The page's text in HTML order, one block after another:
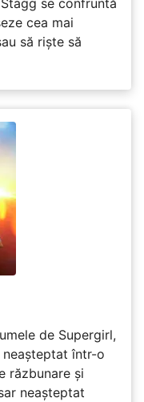
se confruntă
cea mai
să riște să
de Supergirl,
într-o
răzbunare și
neașteptat